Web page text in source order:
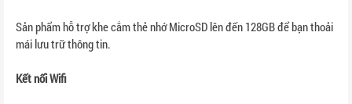
Sản phẩm hỗ trợ khe cắm thẻ nhớ MicroSD lên đến 128GB để bạn thoải
mái lưu trữ thông tin.
Kết nối Wifi